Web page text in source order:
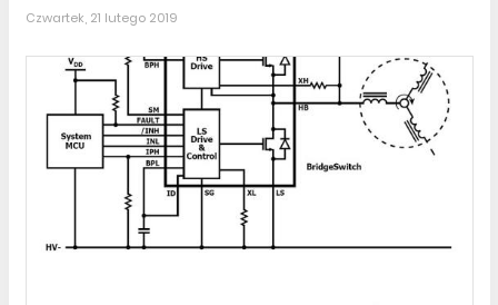
Czwartek, 21 lutego 2019